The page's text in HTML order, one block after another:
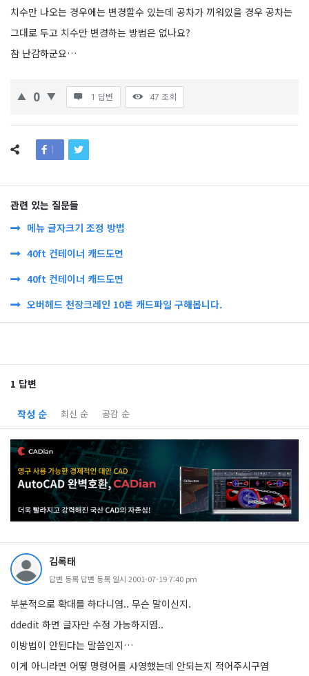
치수만 나오는 경우에는 변경할수 있는데 공차가 끼워있을 경우 공차는
그대로 두고 치수만 변경하는 방법은 없나요?
참 난감하군요…
0 1 답변 47 조회
관련 있는 질문들
메뉴 글자크기 조정 방법
40ft 컨테이너 캐드도면
40ft 컨테이너 캐드도면
오버헤드 천장크레인 10톤 캐드파일 구해봅니다.
1 답변
작성 순 최신 순 공감 순
김록태
답변 등록 답변 등록 일시 2001-07-19 7:40 pm
부분적으로 확대를 하다니염.. 무슨 말이신지.
ddedit 하면 글자만 수정 가능하지염..
이방법이 안된다는 말씀인지…
이게 아니라면 어떻 명령어를 사영했는데 안되는지 적어주시구염